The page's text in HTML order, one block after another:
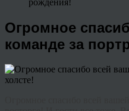
Огромное
команде за